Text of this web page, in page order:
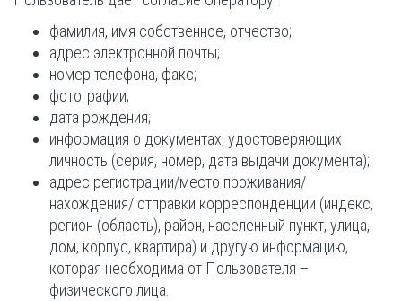
фамилия, имя собственное, отчество;
адрес электронной почты;
номер телефона, факс;
фотографии;
дата рождения;
информация о документах, удостоверяющих
личность (серия, номер, дата выдачи документа);
адрес регистрации/место проживания/
нахождения/ отправки корреспонденции (индекс,
регион (область), район, населенный пункт, улица,
дом, корпус, квартира) и другую информацию,
которая необходима от Пользователя –
физического лица.